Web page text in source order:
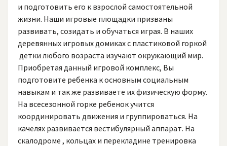
и подготовить его к взрослой самостоятельной
жизни. Наши игровые площадки призваны
развивать, созидать и обучаться играя. В наших
деревянных игровых домиках с пластиковой горкой
детки любого возраста изучают окружающий мир.
Приобретая данный игровой комплекс, Вы
подготовите ребенка к основным социальным
навыкам и так же развиваете их физическую форму.
На всесезонной горке ребенок учится
координировать движения и группироваться. На
качелях развивается вестибулярный аппарат. На
скалодроме , кольцах и перекладине тренировка